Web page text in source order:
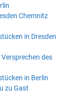
Chemnitz
in Dresden
des
in Berlin
zu Gast